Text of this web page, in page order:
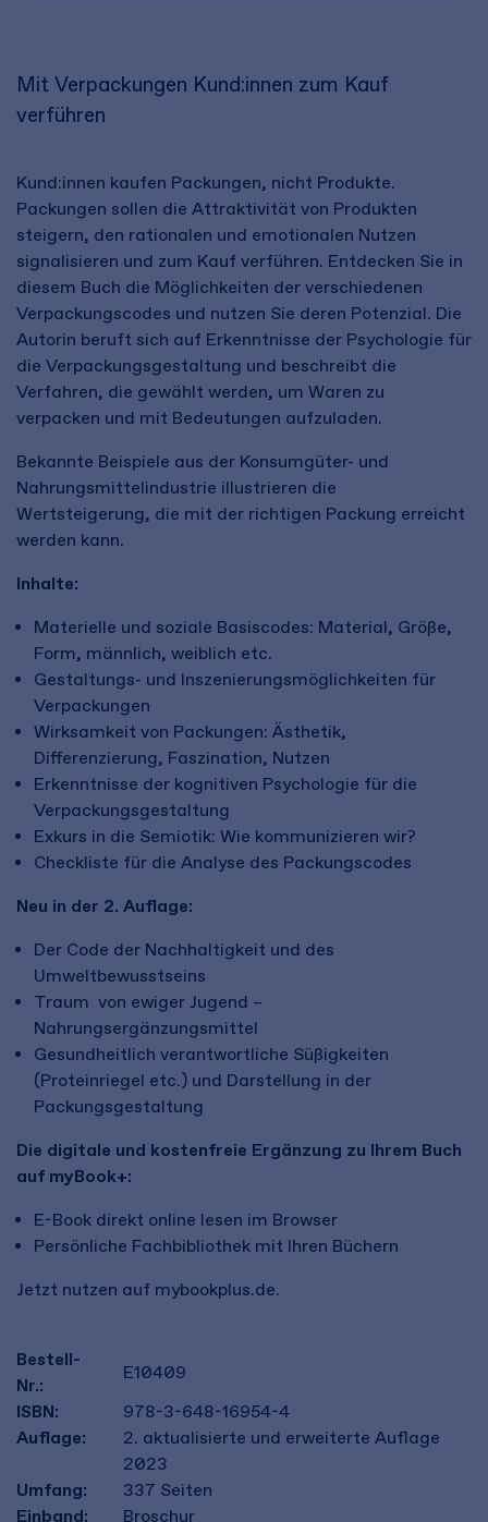
Mit Verpackungen Kund:innen zum Kauf
verführen
Kund:innen kaufen Packungen, nicht Produkte.
Packungen sollen die Attraktivität von Produkten
steigern, den rationalen und emotionalen Nutzen
signalisieren und zum Kauf verführen. Entdecken Sie in
diesem Buch die Möglichkeiten der verschiedenen
Verpackungscodes und nutzen Sie deren Potenzial. Die
Autorin beruft sich auf Erkenntnisse der Psychologie für
die Verpackungsgestaltung und beschreibt die
Verfahren, die gewählt werden, um Waren zu
verpacken und mit Bedeutungen aufzuladen.
Bekannte Beispiele aus der Konsumgüter- und
Nahrungsmittelindustrie illustrieren die
Wertsteigerung, die mit der richtigen Packung erreicht
werden kann.
Inhalte:
Materielle und soziale Basiscodes: Material, Größe,
Form, männlich, weiblich etc.
Gestaltungs- und Inszenierungsmöglichkeiten für
Verpackungen
Wirksamkeit von Packungen: Ästhetik,
Differenzierung, Faszination, Nutzen
Erkenntnisse der kognitiven Psychologie für die
Verpackungsgestaltung
Exkurs in die Semiotik: Wie kommunizieren wir?
Checkliste für die Analyse des Packungscodes
Neu in der 2. Auflage:
Der Code der Nachhaltigkeit und des
Umweltbewusstseins
Traum von ewiger Jugend –
Nahrungsergänzungsmittel
Gesundheitlich verantwortliche Süßigkeiten
(Proteinriegel etc.) und Darstellung in der
Packungsgestaltung
Die digitale und kostenfreie Ergänzung zu Ihrem Buch
auf myBook+:
E-Book direkt online lesen im Browser
Persönliche Fachbibliothek mit Ihren Büchern
Jetzt nutzen auf mybookplus.de.
Bestell-
Nr.:
E10409
ISBN:
978-3-648-16954-4
Auflage:
2. aktualisierte und erweiterte Auflage
2023
Umfang:
337 Seiten
Einband:
Broschur